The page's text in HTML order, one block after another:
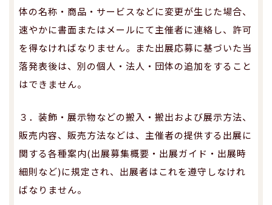
体の名称・商品・サービスなどに変更が生じた場合、
速やかに書面またはメールにて主催者に連絡し、許可
を得なければなりません。また出展応募に基づいた当
落発表後は、別の個人・法人・団体の追加をすること
はできません。
３．装飾・展示物などの搬入・搬出および展示方法、
販売内容、販売方法などは、主催者の提供する出展に
関する各種案内(出展募集概要・出展ガイド・出展時
細則など)に規定され、出展者はこれを遵守しなけれ
ばなりません。